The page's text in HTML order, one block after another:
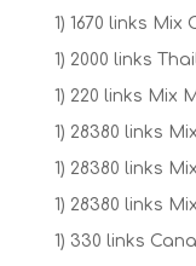
1) 1670 links Mix
1) 2000 links
1) 220 links Mix
1) 28380 links
1) 28380 links
1) 28380 links
1) 330 links